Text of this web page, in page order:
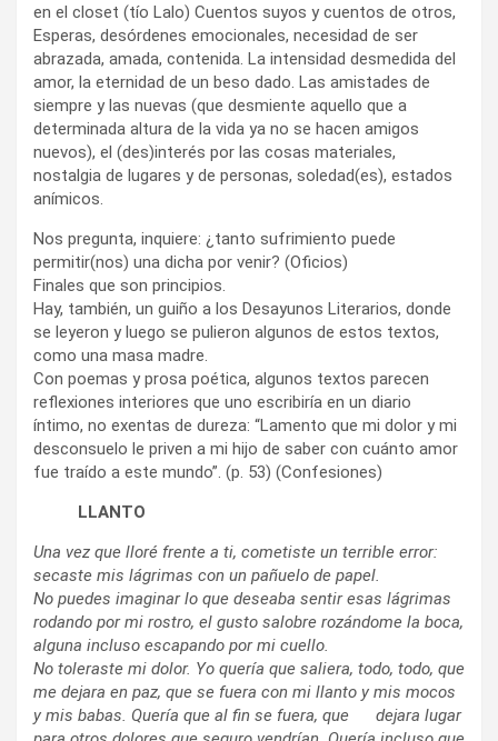
en el closet (tío Lalo) Cuentos suyos y cuentos de otros,
Esperas, desórdenes emocionales, necesidad de ser
abrazada, amada, contenida. La intensidad desmedida del
amor, la eternidad de un beso dado. Las amistades de
siempre y las nuevas (que desmiente aquello que a
determinada altura de la vida ya no se hacen amigos
nuevos), el (des)interés por las cosas materiales,
nostalgia de lugares y de personas, soledad(es), estados
anímicos.
Nos pregunta, inquiere: ¿tanto sufrimiento puede
permitir(nos) una dicha por venir? (Oficios)
Finales que son principios.
Hay, también, un guiño a los Desayunos Literarios, donde
se leyeron y luego se pulieron algunos de estos textos,
como una masa madre.
Con poemas y prosa poética, algunos textos parecen
reflexiones interiores que uno escribiría en un diario
íntimo, no exentas de dureza: “Lamento que mi dolor y mi
desconsuelo le priven a mi hijo de saber con cuánto amor
fue traído a este mundo”. (p. 53) (Confesiones)
LLANTO
Una vez que lloré frente a ti, cometiste un terrible error:
secaste mis lágrimas con un pañuelo de papel.
No puedes imaginar lo que deseaba sentir esas lágrimas
rodando por mi rostro, el gusto salobre rozándome la boca,
alguna incluso escapando por mi cuello.
No toleraste mi dolor. Yo quería que saliera, todo, todo, que
me dejara en paz, que se fuera con mi llanto y mis mocos
y mis babas. Quería que al fin se fuera, que dejara lugar